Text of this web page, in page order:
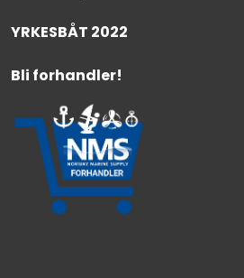
YRKESBÅT 2022
Bli forhandler!